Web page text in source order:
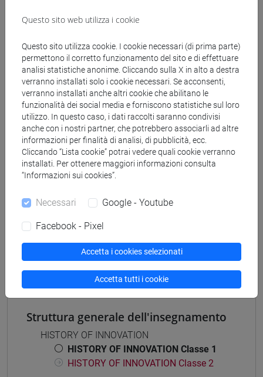
Materiali didattici
Materiali su Moodle
Corsi di studio e percorsi
[EM13] MANAGEMENT - Laurea magistrale
(DM270)
innovation and marketing/innovation and
marketing
Insegnamenti mutuati
HISTORY OF INNOVATION [EM7030]
Struttura generale dell'insegnamento
HISTORY OF INNOVATION
HISTORY OF INNOVATION Classe 1
HISTORY OF INNOVATION Classe 2
Questo sito web utilizza i cookie
Questo sito utilizza cookie. I cookie necessari (di prima parte)
permettono il corretto funzionamento del sito e di effettuare
analisi statistiche anonime. Cliccando sulla X in alto a destra
verranno installati solo i cookie necessari. Se acconsenti,
verranno installati anche altri cookie che abilitano le
funzionalità dei social media e forniscono statistiche sul loro
utilizzo. In questo caso, i dati raccolti saranno condivisi
anche con i nostri partner, che potrebbero associarli ad altre
informazioni per finalità di analisi, di pubblicità, ecc.
Cliccando “Lista cookie” potrai vedere quali cookie verranno
installati. Per ottenere maggiori informazioni consulta
“Informazioni sui cookies”.
Necessari Google - Youtube
Facebook - Pixel
Accetta i cookies selezionati
Accetta tutti i cookie